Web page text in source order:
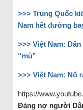
>>> Trung Quốc
Nam hết đường
>>> Việt Nam:
“mù”
>>> Việt Nam: Nổ
https://
Đảng nợ người